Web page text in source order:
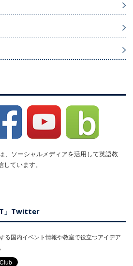
、ソーシャルメディアを活用して英語教
ています。
」Twitter
る国内イベント情報や教室で役立つアイデア